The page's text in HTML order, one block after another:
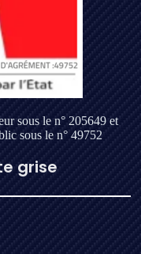
sous le n° 205649 et
sous le n° 49752
grise